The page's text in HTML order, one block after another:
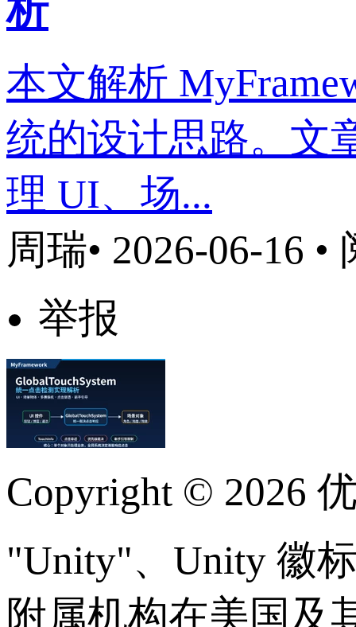
析
本文解析
统的设计思路。文
理 UI、场...
周瑞• 2026-06-16 •
举报
Copyright © 2026
"Unity"、Unity 徽
附属机构在美国及